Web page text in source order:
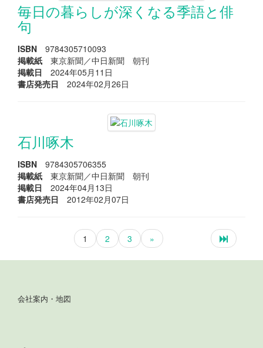
毎日の暮らしが深くなる季語と俳
句
ISBN 9784305710093
掲載紙 東京新聞／中日新聞 朝刊
掲載日 2024年05月11日
書店発売日 2024年02月26日
石川啄木
ISBN 9784305706355
掲載紙 東京新聞／中日新聞 朝刊
掲載日 2024年04月13日
書店発売日 2012年02月07日
1 2 3 »
会社案内・地図